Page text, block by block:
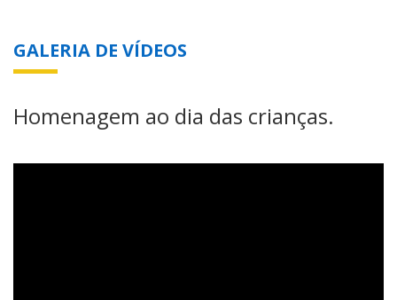
GALERIA DE VÍDEOS
Homenagem ao dia das crianças.